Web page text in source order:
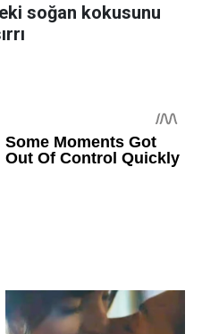
soğan kokusunu